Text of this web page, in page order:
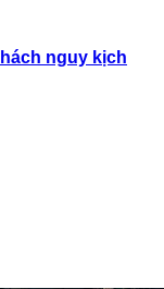
nguy kịch